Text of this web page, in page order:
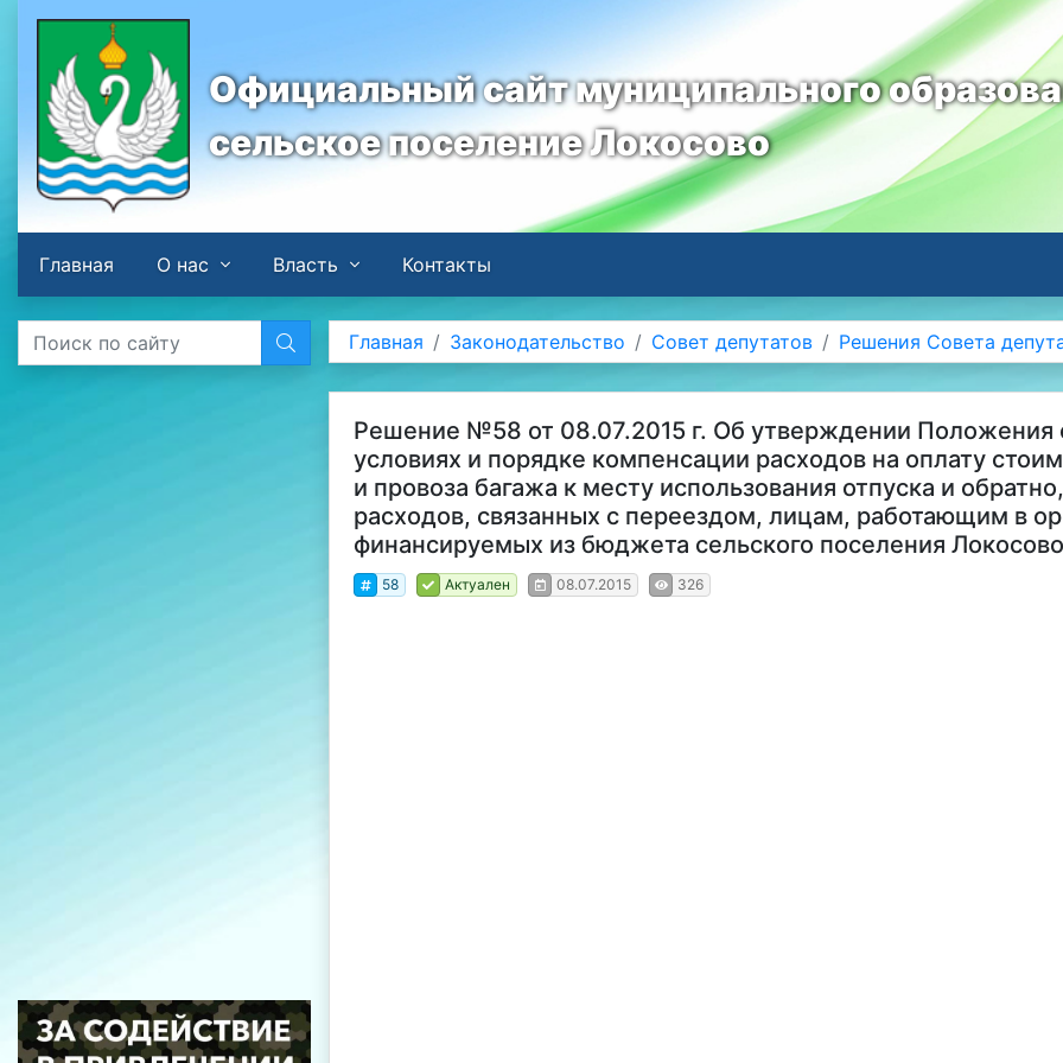
Официальный сайт муниципального
сельское поселение Локосово
Главная О нас Власть Контакты
Главная Законодательство Совет депутатов Решения Совета
Решение №58 от 08.07.2015 г. Об утверждении Положения
условиях и порядке компенсации расходов на оплату
и провоза багажа к месту использования отпуска и
расходов, связанных с переездом, лицам, работающим в
финансируемых из бюджета сельского поселения
58 Актуален 08.07.2015 326